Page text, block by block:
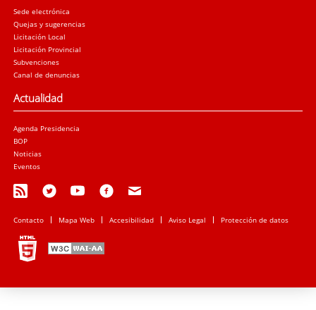
Sede electrónica
Quejas y sugerencias
Licitación Local
Licitación Provincial
Subvenciones
Canal de denuncias
Actualidad
Agenda Presidencia
BOP
Noticias
Eventos
Contacto Mapa Web Accesibilidad Aviso Legal Protección de datos